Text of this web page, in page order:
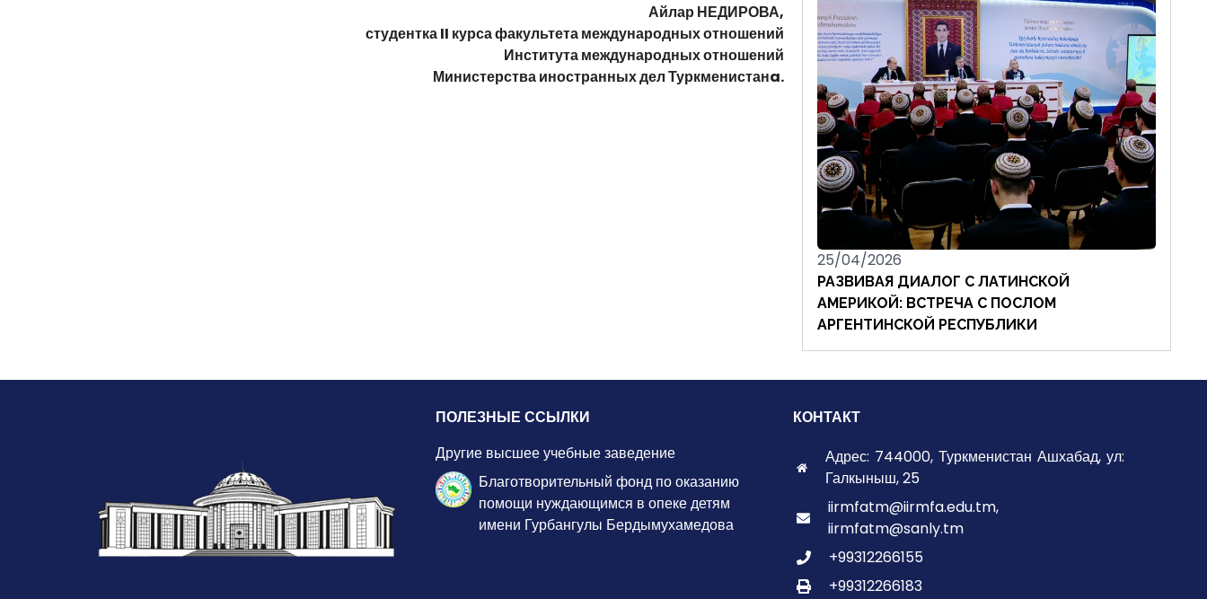
Айлар НЕДИРОВА,
студентка II курса факультета международных отношений
Института международных отношений
Министерства иностранных дел Туркменистанa.
25/04/2026
РАЗВИВАЯ ДИАЛОГ С ЛАТИНСКОЙ
АМЕРИКОЙ: ВСТРЕЧА С ПОСЛОМ
АРГЕНТИНСКОЙ РЕСПУБЛИКИ
ПОЛЕЗНЫЕ ССЫЛКИ
Другие высшее учебные заведение
Благотворительный фонд по оказанию
помощи нуждающимся в опеке детям
имени Гурбангулы Бердымухамедова
КОНТАКТ
Адрес: 744000, Туркменистан Ашхабад, ул:
Галкыныш, 25
iirmfatm@iirmfa.edu.tm,
iirmfatm@sanly.tm
+99312266155
+99312266183